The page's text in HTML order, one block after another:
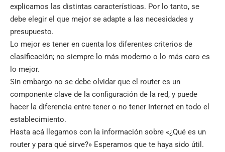
explicamos las distintas características. Por lo tanto, se
debe elegir el que mejor se adapte a las necesidades y
presupuesto.
Lo mejor es tener en cuenta los diferentes criterios de
clasificación; no siempre lo más moderno o lo más caro es
lo mejor.
Sin embargo no se debe olvidar que el router es un
componente clave de la configuración de la red, y puede
hacer la diferencia entre tener o no tener Internet en todo el
establecimiento.
Hasta acá llegamos con la información sobre «¿Qué es un
router y para qué sirve?» Esperamos que te haya sido útil.